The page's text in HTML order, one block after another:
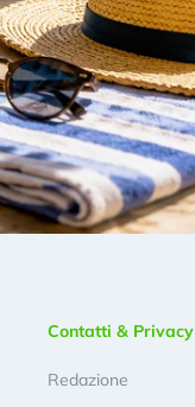
Contatti & Privacy
Redazione